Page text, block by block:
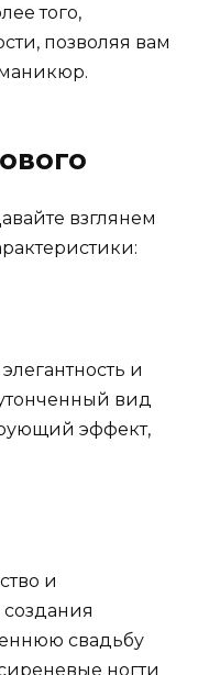
того,
позволяя вам
маникюр.
взглянем
и
вид
эффект,
и
свадьбу
ногти